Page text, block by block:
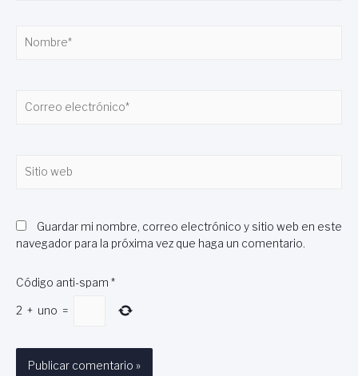
electrónico*
web
Guardar mi nombre, correo electrónico y sitio web en este
navegador para la próxima vez que haga un comentario.
Código anti-spam *
2 + uno =